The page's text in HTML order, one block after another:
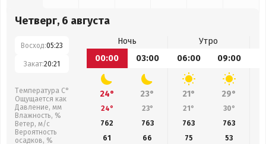
Четверг, 6 августа
Восход:05:23
Закат:20:21
Температура С°
Ощущается как
Давление, мм
Влажность, %
Ветер, м/с
Вероятность
осадков, %
Ночь
Утро
00:00
03:00 06:00 09:00
24° 23° 21° 29°
24° 23° 21° 30°
762
763 763 763
61
66 75 53